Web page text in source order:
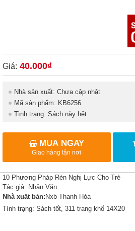
Giá: 40.000₫
Nhà sản xuất: Chưa cập nhật
Mã sản phẩm: KB6256
Tình trạng: Sách này hết
MUA NGAY
Giao hàng tận nơi
10 Phương Pháp Rèn Nghị Lực Cho Trẻ
Tác giả: Nhân Văn
Nhà xuất bản: Nxb Thanh Hóa
Tình trạng: Sách tốt, 311 trang khổ 14X20